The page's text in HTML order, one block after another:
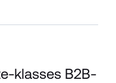
klasses B2B-